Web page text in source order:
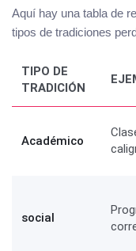
Aquí hay una tabla de
tipos de tradiciones
TIPO DE
TRADICIÓN
Académico
social